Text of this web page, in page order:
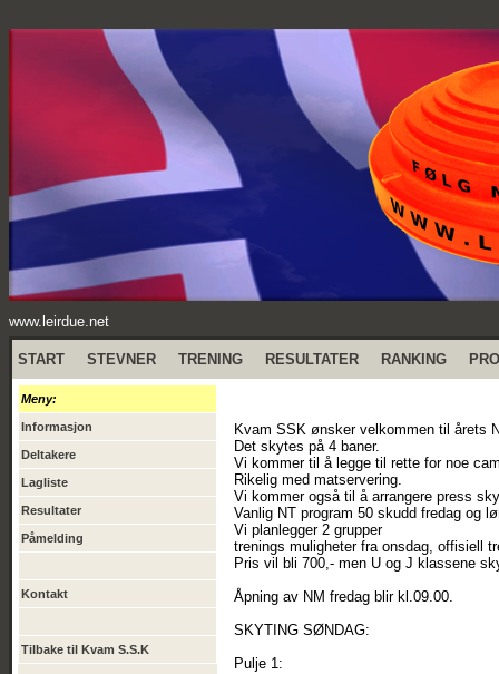
www.leirdue.net
START STEVNER TRENING RESULTATER RANKING
Meny:
Informasjon
Deltakere
Lagliste
Resultater
Påmelding
Kontakt
Tilbake til Kvam S.S.K
Kvam SSK ønsker velkommen til årets
Det skytes på 4 baner.
Vi kommer til å legge til rette for noe
Rikelig med matservering.
Vi kommer også til å arrangere press
Vanlig NT program 50 skudd fredag og
Vi planlegger 2 grupper
trenings muligheter fra onsdag, offisiell
Pris vil bli 700,- men U og J klassene
Åpning av NM fredag blir kl.09.00.
SKYTING SØNDAG:
Pulje 1: